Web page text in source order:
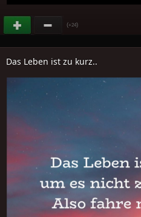
(+24)
Das Leben ist zu kurz..